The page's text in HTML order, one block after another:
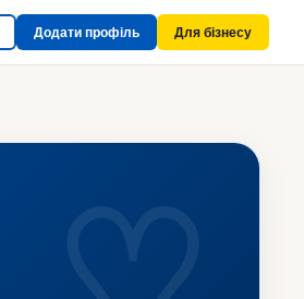
Додати профіль Для бізнесу